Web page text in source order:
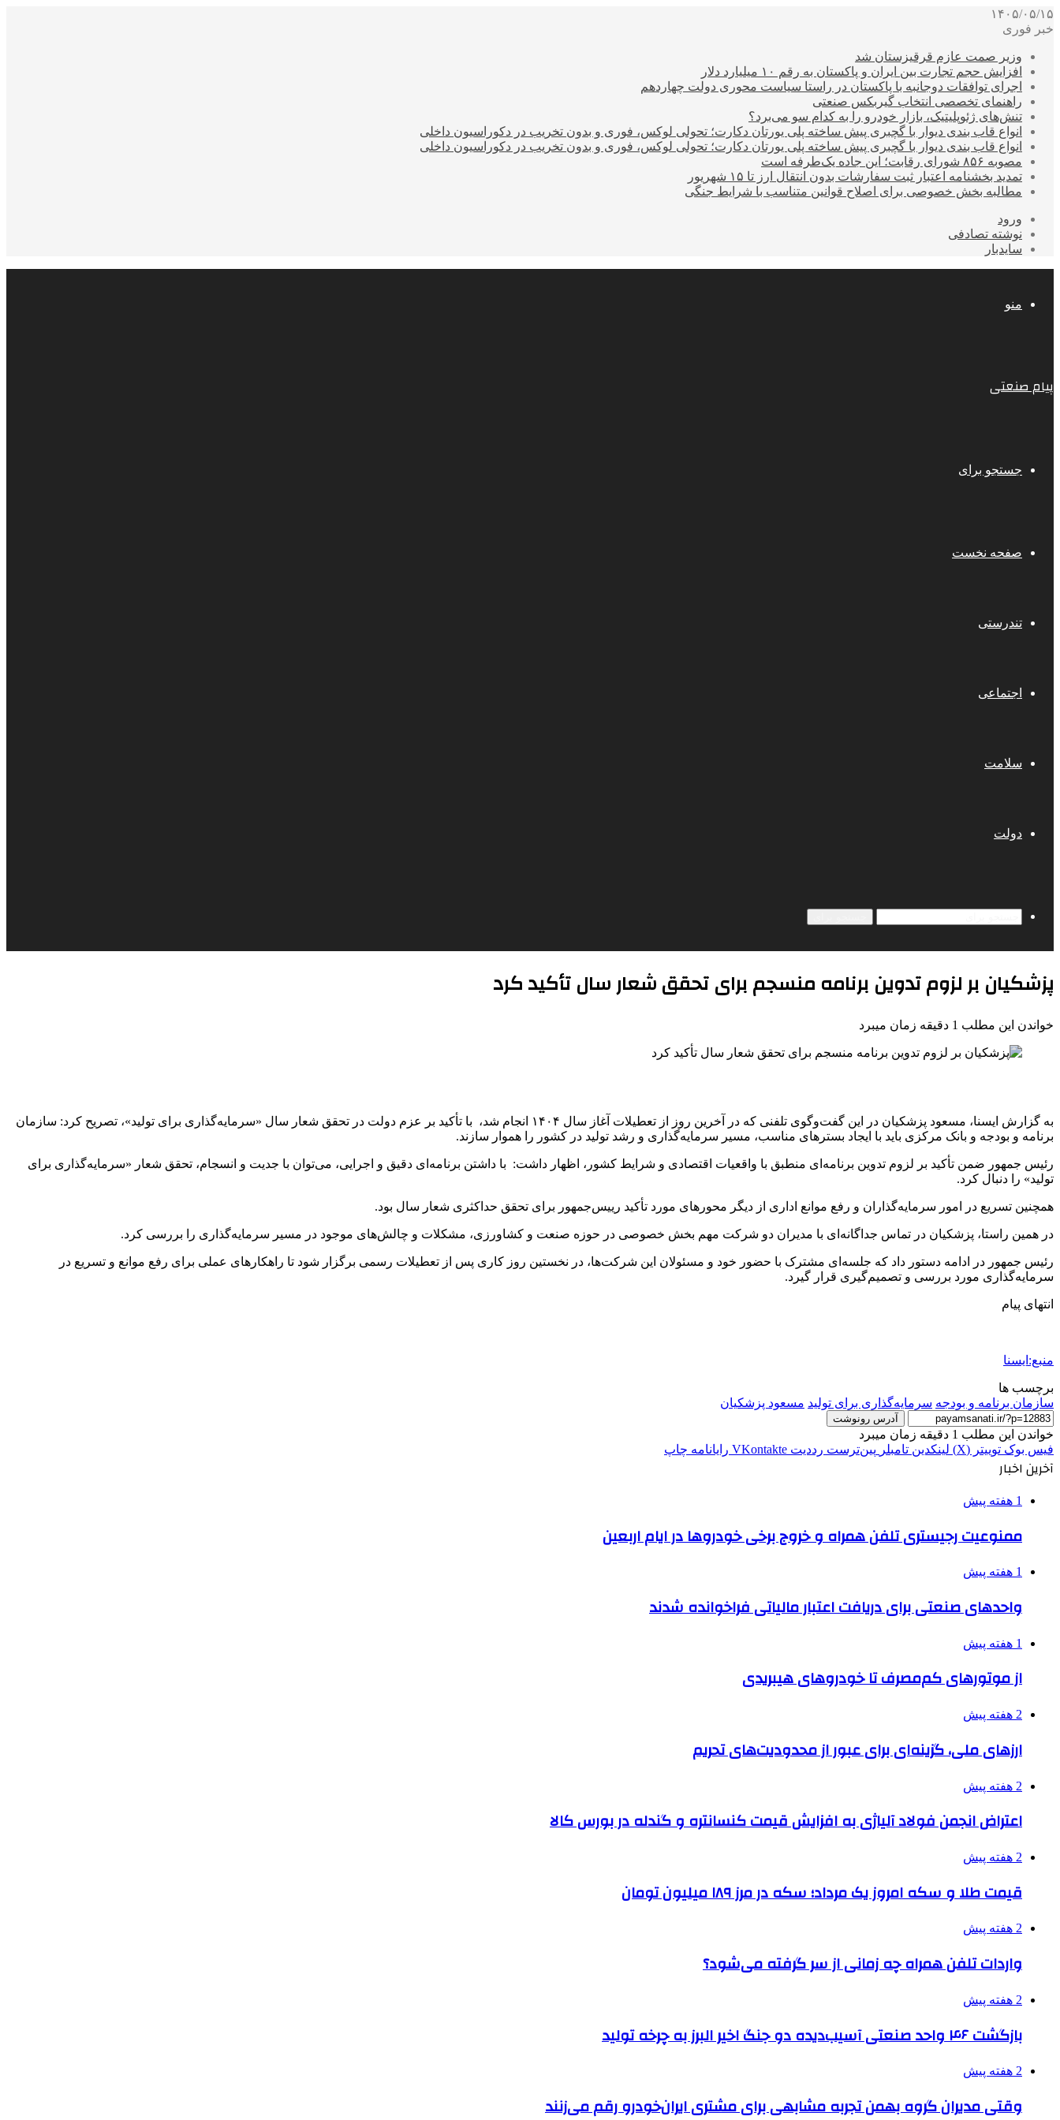
۱۴۰۵/۰۵/۱۵
خبر فوری
وزیر صمت عازم قرقیزستان شد
افزایش حجم تجارت بین ایران و پاکستان به رقم ۱۰ میلیارد دلار
اجرای توافقات دوجانبه با پاکستان در راستا سیاست محوری دولت چهاردهم
راهنمای تخصصی انتخاب گیربکس صنعتی
تنش‌های ژئوپلیتیک، بازار خودرو را به کدام سو می‌برد؟
انواع قاب بندی دیوار با گچبری پیش ساخته پلی یورتان دکارت؛ تحولی لوکس، فوری و بدون تخریب در دکوراسیون داخلی
انواع قاب بندی دیوار با گچبری پیش ساخته پلی یورتان دکارت؛ تحولی لوکس، فوری و بدون تخریب در دکوراسیون داخلی
مصوبه ۸۵۶ شورای رقابت؛ این جاده یک‌طرفه است
تمدید بخشنامه اعتبار ثبت سفارشات بدون انتقال ارز تا ۱۵ شهریور
مطالبه بخش خصوصی برای اصلاح قوانین متناسب با شرایط جنگی
ورود
نوشته تصادفی
سایدبار
منو
پیام صنعتی
جستجو برای
صفحه نخست
تندرستی
اجتماعی
سلامت
دولت
پزشکیان بر لزوم تدوین برنامه منسجم برای تحقق شعار سال تأکید کرد
خواندن این مطلب 1 دقیقه زمان میبرد
به گزارش ایسنا، مسعود پزشکیان در این گفت‌وگوی تلفنی که در آخرین روز از تعطیلات آغاز سال ۱۴۰۴ انجام شد، با تأکید بر عزم دولت در تحقق شعار سال «سرمایه‌گذاری برای تولید»، تصریح کرد: سازمان
برنامه و بودجه و بانک مرکزی باید با ایجاد بسترهای مناسب، مسیر سرمایه‌گذاری و رشد تولید در کشور را هموار سازند.
رئیس جمهور ضمن تأکید بر لزوم تدوین برنامه‌ای منطبق با واقعیات اقتصادی و شرایط کشور، اظهار داشت: با داشتن برنامه‌ای دقیق و اجرایی، می‌توان با جدیت و انسجام، تحقق شعار «سرمایه‌گذاری برای
تولید» را دنبال کرد.
همچنین تسریع در امور سرمایه‌گذاران و رفع موانع اداری از دیگر محورهای مورد تأکید رییس‌جمهور برای تحقق حداکثری شعار سال بود.
در همین راستا، پزشکیان در تماس جداگانه‌ای با مدیران دو شرکت مهم بخش خصوصی در حوزه صنعت و کشاورزی، مشکلات و چالش‌های موجود در مسیر سرمایه‌گذاری را بررسی کرد.
رئیس جمهور در ادامه دستور داد که جلسه‌ای مشترک با حضور خود و مسئولان این شرکت‌ها، در نخستین روز کاری پس از تعطیلات رسمی برگزار شود تا راهکارهای عملی برای رفع موانع و تسریع در
سرمایه‌گذاری مورد بررسی و تصمیم‌گیری قرار گیرد.
انتهای پیام
منبع:ایسنا
برچسب ها
سازمان برنامه و بودجه سرمایه‌گذاری برای تولید مسعود پزشکیان
آدرس رونوشت
خواندن این مطلب 1 دقیقه زمان میبرد
فیس بوک توییتر (X) لینکدین ‫تامبلر ‫پین‌ترست ‫رددیت ‫VKontakte رایانامه چاپ
آخرین اخبار
1 هفته پیش
ممنوعیت رجیستری تلفن همراه و خروج برخی خودروها در ایام اربعین
1 هفته پیش
واحدهای صنعتی برای دریافت اعتبار مالیاتی فراخوانده شدند
1 هفته پیش
از موتورهای کم‌مصرف تا خودروهای هیبریدی
2 هفته پیش
ارزهای ملی، گزینه‌ای برای عبور از محدودیت‌های تحریم
2 هفته پیش
اعتراض انجمن فولاد آلیاژی به افزایش قیمت کنسانتره و گندله در بورس کالا
2 هفته پیش
قیمت طلا و سکه امروز یک مرداد؛ سکه در مرز ۱۸۹ میلیون تومان
2 هفته پیش
واردات تلفن همراه چه زمانی از سر گرفته می‌شود؟
2 هفته پیش
بازگشت ۴۶ واحد صنعتی آسیب‌دیده دو جنگ اخیر البرز به چرخه تولید
2 هفته پیش
وقتی مدیران گروه بهمن تجربه مشابهی برای مشتری ایران‌خودرو رقم می‌زنند